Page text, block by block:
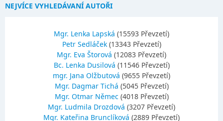
NEJVÍCE VYHLEDÁVANÍ AUTOŘI
Mgr. Lenka Lapská (15593 Převzetí)
Petr Sedláček (13343 Převzetí)
Mgr. Eva Štorová (12083 Převzetí)
Bc. Lenka Dusilová (11546 Převzetí)
mgr. Jana Olžbutová (9655 Převzetí)
Mgr. Dagmar Tichá (5045 Převzetí)
Mgr. Otmar Němec (4018 Převzetí)
Mgr. Ludmila Drozdová (3207 Převzetí)
Mgr. Kateřina Brunclíková (2889 Převzetí)